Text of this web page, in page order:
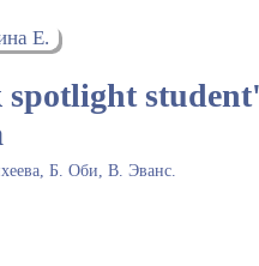
Е.
Б. Оби, В. Эванс.